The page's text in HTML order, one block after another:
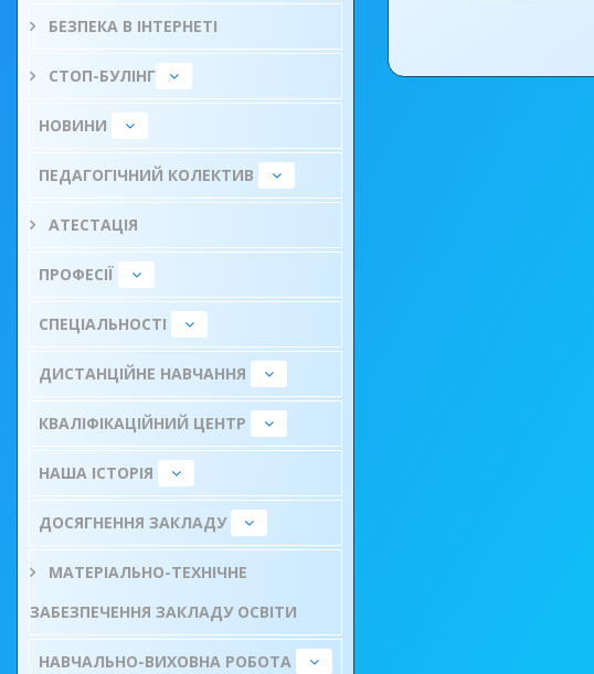
БЕЗПЕКА В ІНТЕРНЕТІ
СТОП-БУЛІНГ
НОВИНИ
ПЕДАГОГІЧНИЙ КОЛЕКТИВ
АТЕСТАЦІЯ
ПРОФЕСІЇ
СПЕЦІАЛЬНОСТІ
ДИСТАНЦІЙНЕ НАВЧАННЯ
КВАЛІФІКАЦІЙНИЙ ЦЕНТР
НАША ІСТОРІЯ
ДОСЯГНЕННЯ ЗАКЛАДУ
МАТЕРІАЛЬНО-ТЕХНІЧНЕ
ЗАБЕЗПЕЧЕННЯ ЗАКЛАДУ ОСВІТИ
НАВЧАЛЬНО-ВИХОВНА РОБОТА